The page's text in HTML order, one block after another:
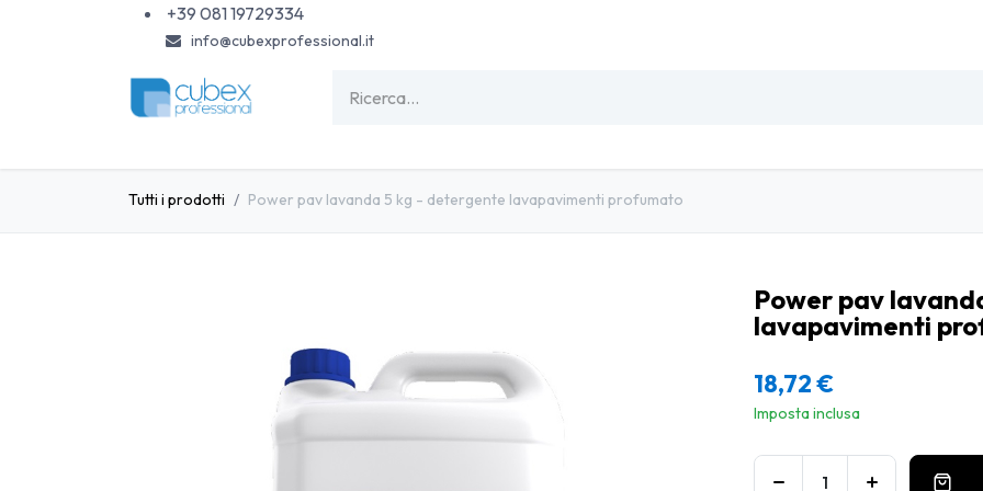
+39 081 19729334
info@cubexprofessional.it
Tutti i prodotti Power pav lavanda 5 kg - detergente lavapavimenti profumato
Power pav
lavapavimenti
18,72€
Imposta inclusa